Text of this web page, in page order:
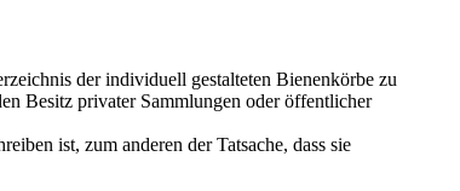
der individuell gestalteten Bienenkörbe zu
Besitz privater Sammlungen oder öffentlicher
ist, zum anderen der Tatsache, dass sie